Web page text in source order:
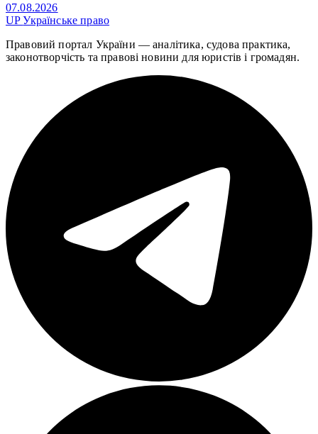
07.08.2026
UPУкраїнське право
Правовий портал України — аналітика, судова практика,
законотворчість та правові новини для юристів і громадян.